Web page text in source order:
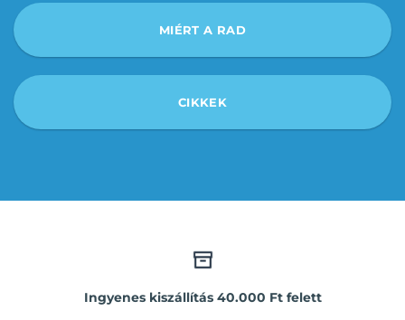
MIÉRT A RAD
CIKKEK
Ingyenes kiszállítás 40.000 Ft felett